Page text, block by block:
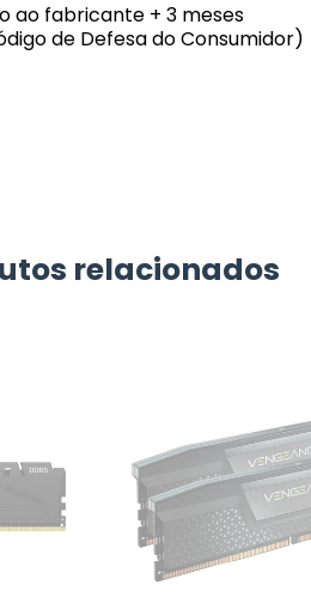
ao fabricante + 3 meses
de Defesa do Consumidor)
relacionados